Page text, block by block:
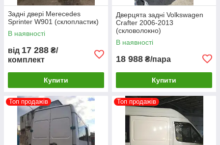
Задні двері Merecedes
Sprinter W901 (склопластик)
В наявності
від 17 288 ₴/
комплект
Купити
Дверцята задні Volkswagen
Crafter 2006-2013
(скловолокно)
В наявності
18 988 ₴/пара
Купити
Топ продажів Топ продажів